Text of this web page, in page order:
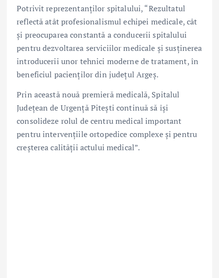
Potrivit reprezentanților spitalului, “Rezultatul
reflectă atât profesionalismul echipei medicale, cât
și preocuparea constantă a conducerii spitalului
pentru dezvoltarea serviciilor medicale și susținerea
introducerii unor tehnici moderne de tratament, în
beneficiul pacienților din județul Argeș.
Prin această nouă premieră medicală, Spitalul
Județean de Urgență Pitești continuă să își
consolideze rolul de centru medical important
pentru intervențiile ortopedice complexe și pentru
creșterea calității actului medical”.